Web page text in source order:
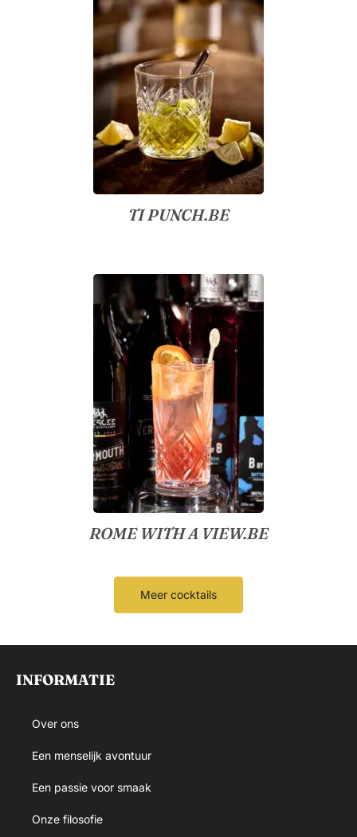
TI PUNCH.BE
ROME WITH A VIEW.BE
Meer cocktails
INFORMATIE
Over ons
Een menselijk avontuur
Een passie voor smaak
Onze filosofie